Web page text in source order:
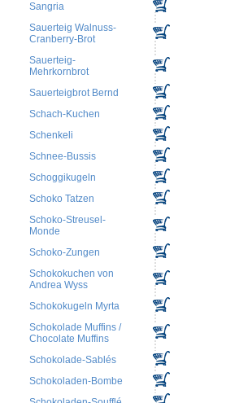
Sangria
Sauerteig Walnuss-
Cranberry-Brot
Sauerteig-
Mehrkornbrot
Sauerteigbrot Bernd
Schach-Kuchen
Schenkeli
Schnee-Bussis
Schoggikugeln
Schoko Tatzen
Schoko-Streusel-
Monde
Schoko-Zungen
Schokokuchen von
Andrea Wyss
Schokokugeln Myrta
Schokolade Muffins /
Chocolate Muffins
Schokolade-Sablés
Schokoladen-Bombe